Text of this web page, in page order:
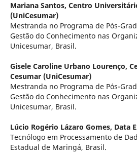
Mariana Santos, Centro
(UniCesumar)
Mestranda no Programa de Pós-
Gestão do Conhecimento nas
Unicesumar, Brasil.
Gisele Caroline Urbano Lourenço,
Cesumar (UniCesumar)
Mestranda no Programa de Pós-
Gestão do Conhecimento nas
Unicesumar, Brasil.
Lúcio Rogério Lázaro Gomes, Data
Tecnólogo em Processamento de
Estadual de Maringá, Brasil.